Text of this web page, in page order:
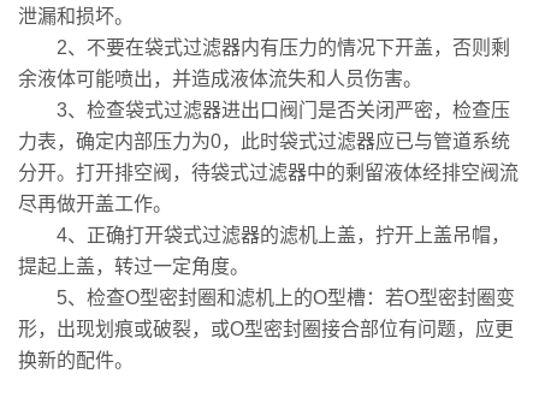
泄漏和损坏。
2、不要在袋式过滤器内有压力的情况下开盖，否则剩
余液体可能喷出，并造成液体流失和人员伤害。
3、检查袋式过滤器进出口阀门是否关闭严密，检查压
力表，确定内部压力为0，此时袋式过滤器应已与管道系统
分开。打开排空阀，待袋式过滤器中的剩留液体经排空阀流
尽再做开盖工作。
4、正确打开袋式过滤器的滤机上盖，拧开上盖吊帽，
提起上盖，转过一定角度。
5、检查O型密封圈和滤机上的O型槽：若O型密封圈变
形，出现划痕或破裂，或O型密封圈接合部位有问题，应更
换新的配件。